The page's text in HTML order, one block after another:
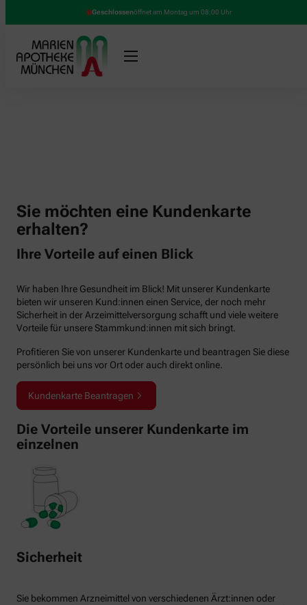
Geschlossenöffnet am Montag um 08:00 Uhr
Sie möchten eine Kundenkarte
erhalten?
Ihre Vorteile auf einen Blick
Wir haben Ihre Gesundheit im Blick! Mit unserer Kundenkarte
bieten wir unseren Kund:innen einen Service, der noch mehr
Sicherheit in der Arzeimittelversorgung schafft und viele weitere
Vorteile für unsere Stammkund:innen mit sich bringt.
Profitieren Sie von unserer Kundenkarte und beantragen Sie diese
persönlich bei uns vor Ort oder auch direkt online.
Kundenkarte Beantragen
Die Vorteile unserer Kundenkarte im
einzelnen
Sicherheit
Sie bekommen Arzneimittel von verschiedenen Ärzt:innen oder